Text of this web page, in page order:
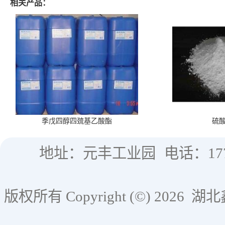
相关产品：
季戊四醇四巯基乙酸酯 硫
地址：元丰工业园 电话：
版权所有 Copyright (©) 2026 湖北